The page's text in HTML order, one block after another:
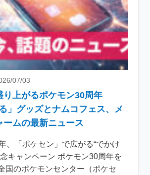
07/03
り上がるポケモン30周年
」グッズとナムコフェス、メ
ームの最新ニュース
、「ポケセン」で広がる“でかけ
キャンペーン ポケモン30周年を
国のポケモンセンター（ポケセ